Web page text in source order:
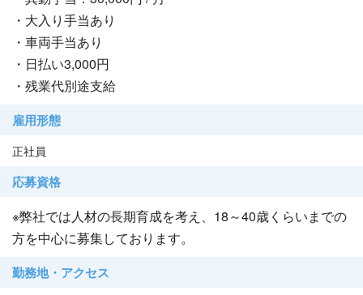
・大入り手当あり
・車両手当あり
・日払い3,000円
・残業代別途支給
雇用形態
正社員
応募資格
※弊社では人材の長期育成を考え、18～40歳くらいまでの
方を中心に募集しております。
勤務地・アクセス